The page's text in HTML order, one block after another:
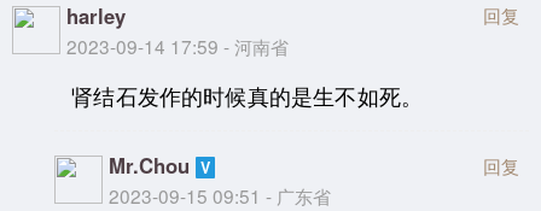
harley
2023-09-14 17:59 - 河南省
回复
肾结石发作的时候真的是生不如死。
Mr.Chou
2023-09-15 09:51 - 广东省
回复